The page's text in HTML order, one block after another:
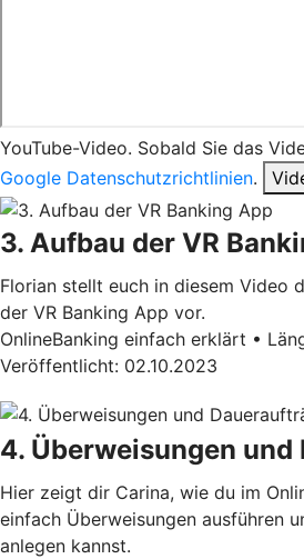
YouTube-Video. Sobald Sie das
Google Datenschutzrichtlinien.
3. Aufbau der VR
Florian stellt euch in diesem Video
der VR Banking App vor.
OnlineBanking einfach erklärt •
Veröffentlicht: 02.10.2023
4. Überweisungen und
Hier zeigt dir Carina, wie du im
einfach Überweisungen ausführen
anlegen kannst.